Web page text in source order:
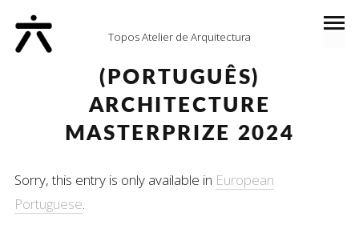
Topos Atelier de Arquitectura
(PORTUGUÊS)
ARCHITECTURE
MASTERPRIZE 2024
Sorry, this entry is only available in European
Portuguese.